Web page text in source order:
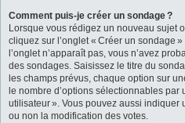
Comment puis-je créer un sondage ?
Lorsque vous rédigez un nouveau sujet
cliquez sur l’onglet « Créer un sondage
l’onglet n’apparaît pas, vous n’avez
des sondages. Saisissez le titre du
les champs prévus, chaque option sur
le nombre d’options sélectionnables par
utilisateur ». Vous pouvez aussi
ou non la modification des votes.